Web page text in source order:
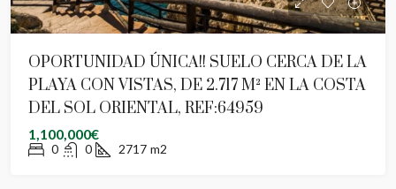
OPORTUNIDAD ÚNICA!! SUELO CERCA DE LA
PLAYA CON VISTAS, DE 2.717 M² EN LA COSTA
DEL SOL ORIENTAL, REF:64959
1,100,000€
0 0 2717 m2